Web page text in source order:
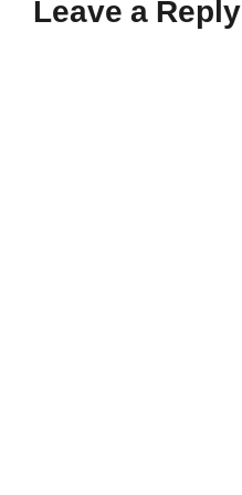
Leave a Reply